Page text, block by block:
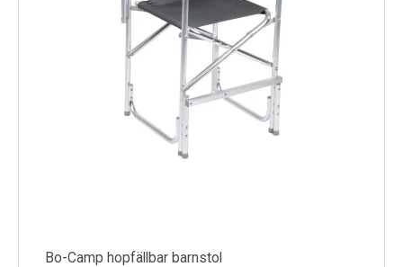
Bo-Camp hopfällbar barnstol